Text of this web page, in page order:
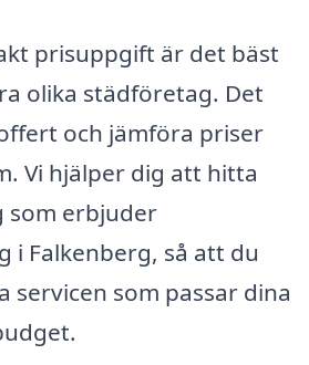
prisuppgift är det bäst
olika städföretag. Det
och jämföra priser
Vi hjälper dig att hitta
som erbjuder
i Falkenberg, så att du
servicen som passar dina